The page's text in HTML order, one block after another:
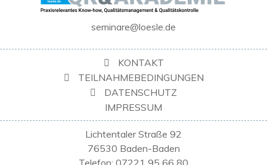
seminare@loesle.de
KONTAKT
TEILNAHMEBEDINGUNGEN
DATENSCHUTZ
IMPRESSUM
Lichtentaler Straße 92
76530 Baden-Baden
Telefon: 07221 95 66 80